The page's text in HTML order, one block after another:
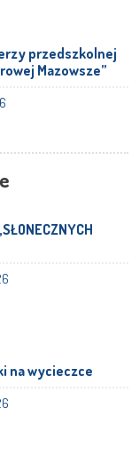
przedszkolnej
Mazowsze”
na wycieczce